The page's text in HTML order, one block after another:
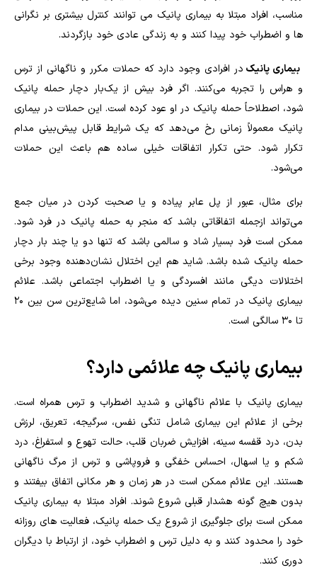
مناسب، افراد مبتلا به بیماری پانیک می توانند کنترل بیشتری بر نگرانی
ها و اضطراب خود پیدا کنند و به زندگی عادی خود بازگردند.
بیماری پانیک در افرادی وجود دارد که حملات مکرر و ناگهانی از ترس
و هراس را تجربه می‌کنند. اگر فرد بیش از یک‌بار دچار حمله پانیک
شود، اصطلاحاً حمله پانیک در او عود کرده است. این حملات در بیماری
پانیک معمولاً زمانی رخ می‌دهد که یک شرایط قابل پیش‌بینی مدام
تکرار شود. حتی تکرار اتفاقات خیلی ساده هم باعث این حملات
می‌شود.
برای مثال، عبور از پل عابر پیاده و یا صحبت کردن در میان جمع
می‌تواند ازجمله اتفاقاتی باشد که منجر به حمله پانیک در فرد شود.
ممکن است فرد بسیار شاد و سالمی باشد که تنها دو یا چند بار دچار
حمله پانیک شده باشد. شاید هم این اختلال نشان‌دهنده وجود برخی
اختلالات دیگی مانند افسردگی و یا اضطراب اجتماعی باشد. علائم
بیماری پانیک در تمام سنین دیده می‌شود، اما شایع‌ترین سن بین ۲۰
تا ۳۰ سالگی است.
بیماری پانیک چه علائمی دارد؟
بیماری پانیک با علائم ناگهانی و شدید اضطراب و ترس همراه است.
برخی از علائم این بیماری شامل تنگی نفس، سرگیجه، تعریق، لرزش
بدن، درد قفسه سینه، افزایش ضربان قلب، حالت تهوع و استفراغ، درد
شکم و یا اسهال، احساس خفگی و فروپاشی و ترس از مرگ ناگهانی
هستند. این علائم ممکن است در هر زمان و هر مکانی اتفاق بیفتند و
بدون هیچ گونه هشدار قبلی شروع شوند. افراد مبتلا به بیماری پانیک
ممکن است برای جلوگیری از شروع یک حمله پانیک، فعالیت های روزانه
خود را محدود کنند و به دلیل ترس و اضطراب خود، از ارتباط با دیگران
دوری کنند.